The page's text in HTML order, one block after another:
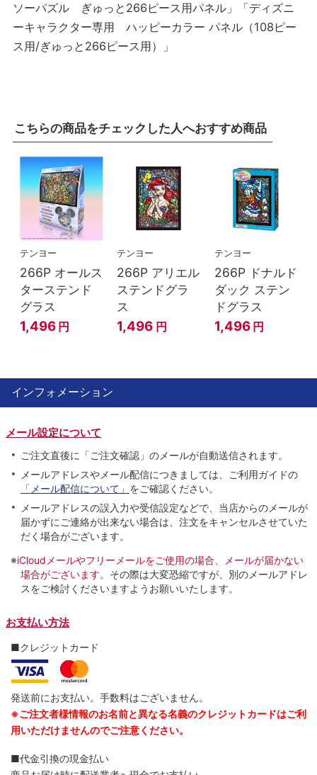
ソーパズル ぎゅっと266ピース用パネル」「ディズニ
ーキャラクター専用 ハッピーカラー パネル（108ピー
ス用/ぎゅっと266ピース用）」
こちらの商品をチェックした人へおすすめ商品
テンヨー
266P オールス
ターステンド
グラス
1,496 円
テンヨー
266P アリエル
ステンドグラ
ス
1,496 円
テンヨー
266P ドナルド
ダック ステン
ドグラス
1,496 円
インフォメーション
メール設定について
ご注文直後に「ご注文確認」のメールが自動送信されます。
メールアドレスやメール配信につきましては、ご利用ガイドの
「メール配信について」 をご確認ください。
メールアドレスの誤入力や受信設定などで、当店からのメールが
届かずにご連絡が出来ない場合は、注文をキャンセルさせていた
だく場合がございます。
※iCloudメールやフリーメールをご使用の場合、メールが届かない
場合がございます。 その際は大変恐縮ですが、別のメールアドレ
スをご検討くださいますようお願いいたします。
お支払い方法
■クレジットカード
発送前にお支払い。手数料はございません。
※ご注文者様情報のお名前と異なる名義のクレジットカードはご利
用いただけませんのでご注意ください。
■代金引換の現金払い